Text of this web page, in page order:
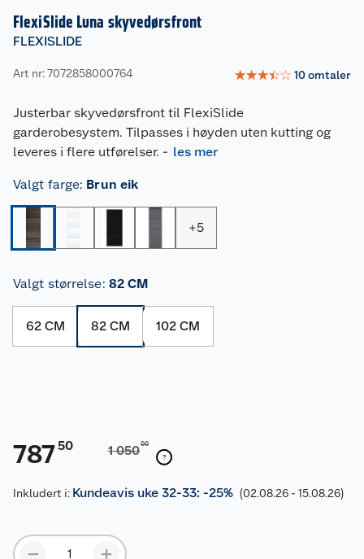
FlexiSlide Luna skyvedørsfront
FLEXISLIDE
Art nr: 7072858000764 ☆☆☆☆☆ 10omtaler
Justerbar skyvedørsfront til FlexiSlide
garderobesystem. Tilpasses i høyden uten kutting og
leveres i flere utførelser. - les mer
Valgt farge: Brun eik
+5
Valgt størrelse: 82 CM
62 CM 82 CM 102 CM
78750 1 05000
Inkludert i: Kundeavis uke 32-33: -25% (02.08.26 - 15.08.26)